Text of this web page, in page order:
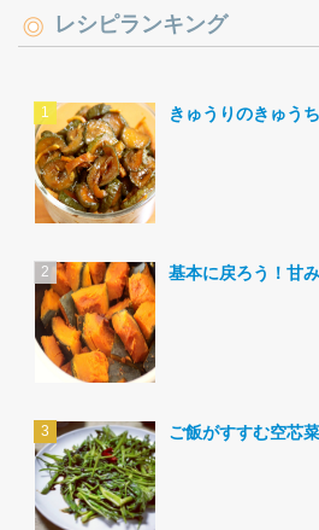
レシピランキング
きゅうりのきゅう
基本に戻ろう！甘
ご飯がすすむ空芯